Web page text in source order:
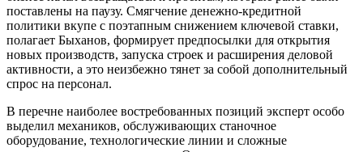
поставлены на паузу. Смягчение денежно-кредитной
политики вкупе с поэтапным снижением ключевой ставки,
полагает Быханов, формирует предпосылки для открытия
новых производств, запуска строек и расширения деловой
активности, а это неизбежно тянет за собой дополнительный
спрос на персонал.
В перечне наиболее востребованных позиций эксперт особо
выделил механиков, обслуживающих станочное
оборудование, технологические линии и сложные